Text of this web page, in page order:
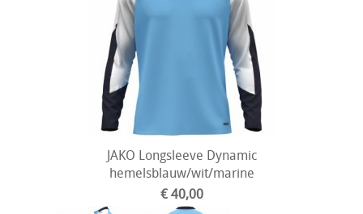
JAKO Longsleeve Dynamic
hemelsblauw/wit/marine
€ 40,00